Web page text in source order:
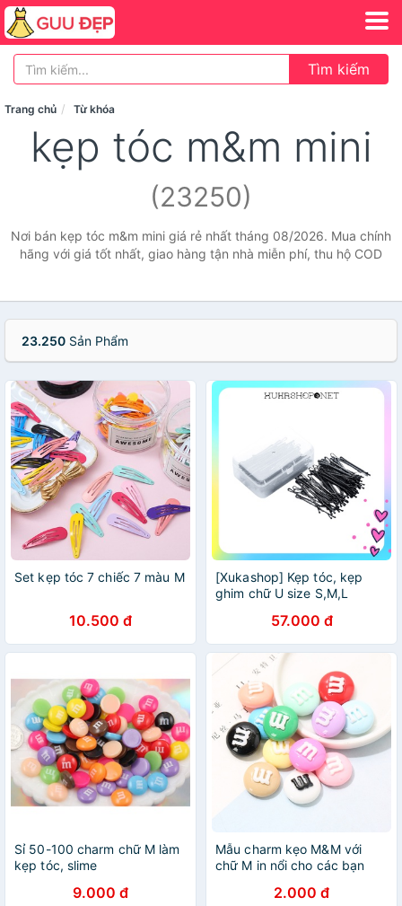
Tìm kiếm
Trang chủ Từ khóa
kẹp tóc m&m mini
(23250)
Nơi bán kẹp tóc m&m mini giá rẻ nhất tháng 08/2026. Mua chính
hãng với giá tốt nhất, giao hàng tận nhà miễn phí, thu hộ COD
23.250 Sản Phẩm
Set kẹp tóc 7 chiếc 7 màu M
10.500 đ
[Xukashop] Kẹp tóc, kẹp
ghim chữ U size S,M,L
57.000 đ
Sỉ 50-100 charm chữ M làm
kẹp tóc, slime
9.000 đ
Mẫu charm kẹo M&M với
chữ M in nổi cho các bạn
hiệu, dán Jibbitz, DIY
2.000 đ